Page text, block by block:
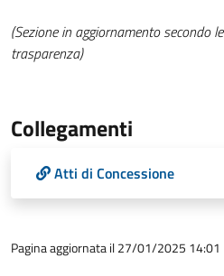
(Sezione in aggiornamento secondo
trasparenza)
Collegamenti
Atti di Concessione
Pagina aggiornata il 27/01/2025 14:01